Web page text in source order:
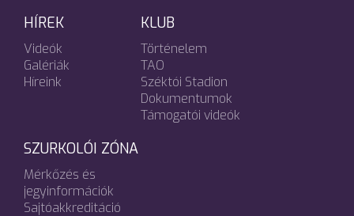
HÍREK
Videók
Galériák
Híreink
KLUB
Történelem
TAO
Széktói Stadion
Dokumentumok
Támogatói videók
SZURKOLÓI ZÓNA
Mérkőzés és
jegyinformációk
Sajtóakkreditáció